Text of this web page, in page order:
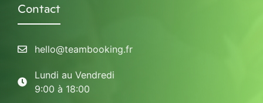
Contact
hello@teambooking.fr
Lundi au Vendredi
9:00 à 18:00